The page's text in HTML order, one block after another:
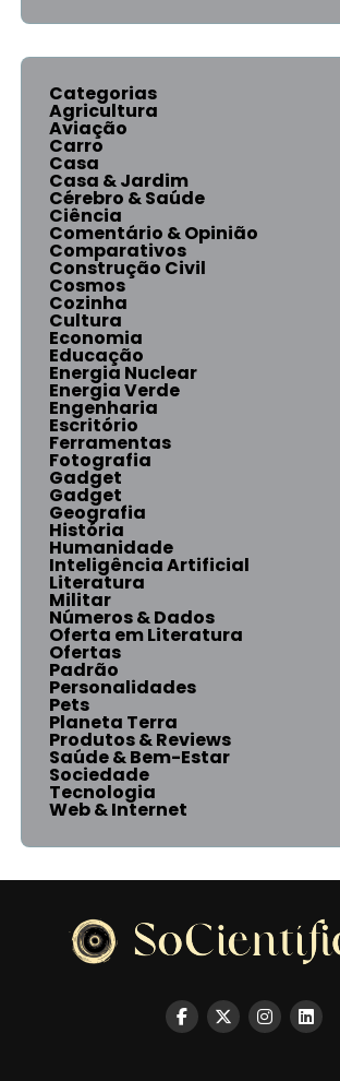
Categorias
Agricultura
Aviação
Carro
Casa
Casa & Jardim
Cérebro & Saúde
Ciência
Comentário & Opinião
Comparativos
Construção Civil
Cosmos
Cozinha
Cultura
Economia
Educação
Energia Nuclear
Energia Verde
Engenharia
Escritório
Ferramentas
Fotografia
Gadget
Gadget
Geografia
História
Humanidade
Inteligência Artificial
Literatura
Militar
Números & Dados
Oferta em Literatura
Ofertas
Padrão
Personalidades
Pets
Planeta Terra
Produtos & Reviews
Saúde & Bem-Estar
Sociedade
Tecnologia
Web & Internet